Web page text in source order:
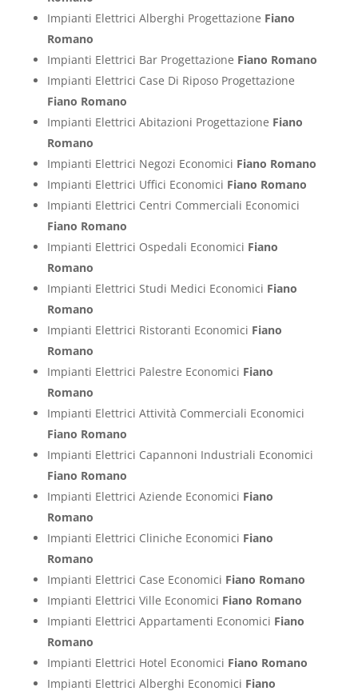
Impianti Elettrici Alberghi Progettazione Fiano
Romano
Impianti Elettrici Bar Progettazione Fiano Romano
Impianti Elettrici Case Di Riposo Progettazione
Fiano Romano
Impianti Elettrici Abitazioni Progettazione Fiano
Romano
Impianti Elettrici Negozi Economici Fiano Romano
Impianti Elettrici Uffici Economici Fiano Romano
Impianti Elettrici Centri Commerciali Economici
Fiano Romano
Impianti Elettrici Ospedali Economici Fiano
Romano
Impianti Elettrici Studi Medici Economici Fiano
Romano
Impianti Elettrici Ristoranti Economici Fiano
Romano
Impianti Elettrici Palestre Economici Fiano
Romano
Impianti Elettrici Attività Commerciali Economici
Fiano Romano
Impianti Elettrici Capannoni Industriali Economici
Fiano Romano
Impianti Elettrici Aziende Economici Fiano
Romano
Impianti Elettrici Cliniche Economici Fiano
Romano
Impianti Elettrici Case Economici Fiano Romano
Impianti Elettrici Ville Economici Fiano Romano
Impianti Elettrici Appartamenti Economici Fiano
Romano
Impianti Elettrici Hotel Economici Fiano Romano
Impianti Elettrici Alberghi Economici Fiano